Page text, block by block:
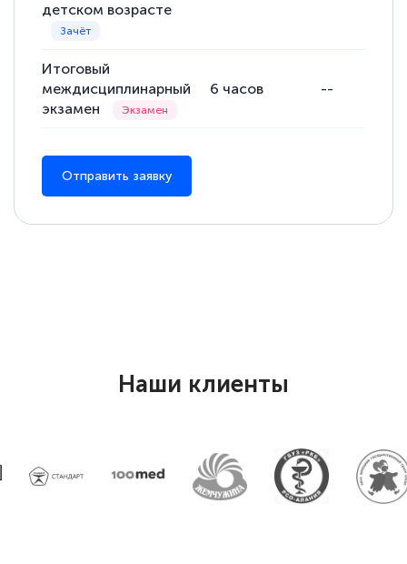
12 марта 2026
вежливое сопровождение! Всё чётко и
понятно! Проходила повышение
по тяжелой атлетике»! Хочется
специалисты, ответили на все
интересующие вопросы и в течении
детском возрасте
Итоговый
междисциплинарный
экзамен
6 часов --
Отправить заявку
Наши клиенты